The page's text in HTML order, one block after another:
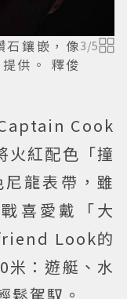
石鑲嵌，像
供。 釋俊
3/5
Cook
火紅配色「撞
龍表帶，雖
喜愛戴「大
Look的
米：遊艇、水